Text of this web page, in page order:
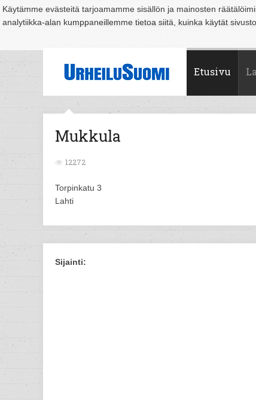
Käytämme evästeitä tarjoamamme sisällön ja mainosten
analytiikka-alan kumppaneillemme tietoa siitä, kuinka käytät
Suomi Espoo Helsinki Hämeenlinna Joensuu Jyväskylä
Etusivu
Mukkula
12272
Torpinkatu 3
Lahti
Sijainti: